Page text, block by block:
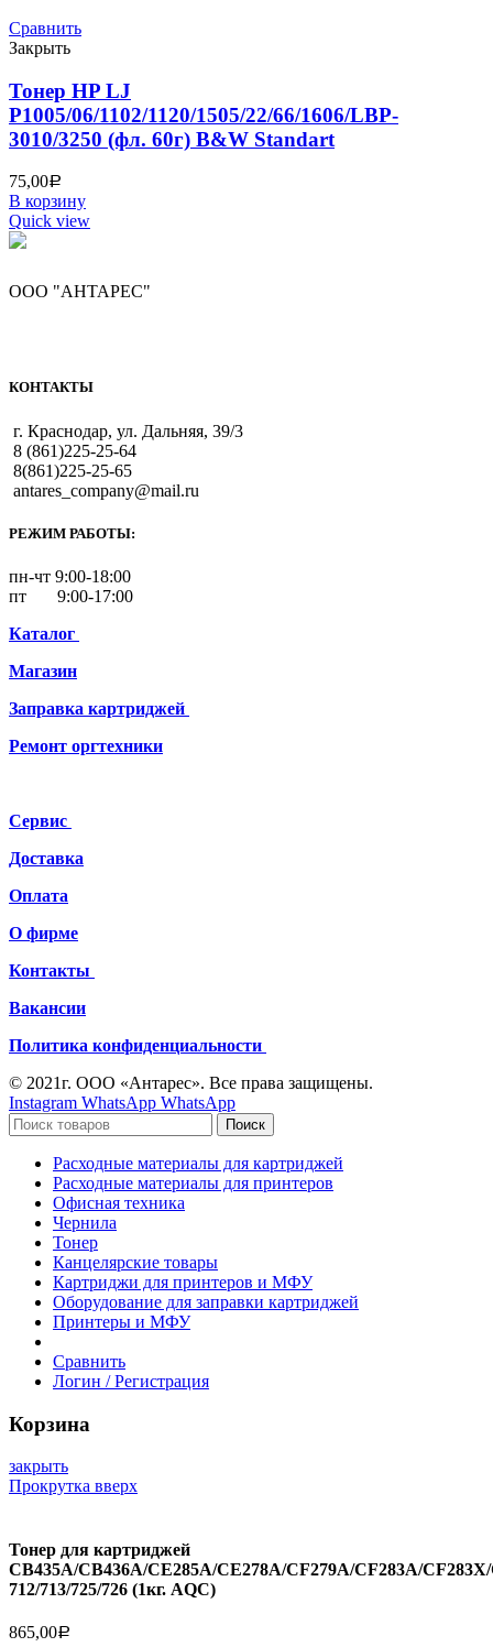
Сравнить
Закрыть
Тонер HP LJ
P1005/06/1102/1120/1505/22/66/1606/LBP-
3010/3250 (фл. 60г) B&W Standart
75,00Р
В корзину
Quick view
ООО "АНТАРЕС"
КОНТАКТЫ
г. Краснодар, ул. Дальняя, 39/3
8 (861)225-25-64
8(861)225-25-65
antares_company@mail.ru
РЕЖИМ РАБОТЫ:
пн-чт 9:00-18:00
пт 9:00-17:00
Каталог
Магазин
Заправка картриджей
Ремонт оргтехники
Сервис
Доставка
Оплата
О фирме
Контакты
Вакансии
Политика конфиденциальности
© 2021г. ООО «Антарес». Все права защищены.
Instagram WhatsApp WhatsApp
Поиск
Расходные материалы для картриджей
Расходные материалы для принтеров
Офисная техника
Чернила
Тонер
Канцелярские товары
Картриджи для принтеров и МФУ
Оборудование для заправки картриджей
Принтеры и МФУ
Сравнить
Логин / Регистрация
Корзина
закрыть
Прокрутка вверх
Тонер для картриджей
CB435A/CB436A/CE285A/CE278A/CF279A/CF283A/
712/713/725/726 (1кг. AQC)
865,00Р